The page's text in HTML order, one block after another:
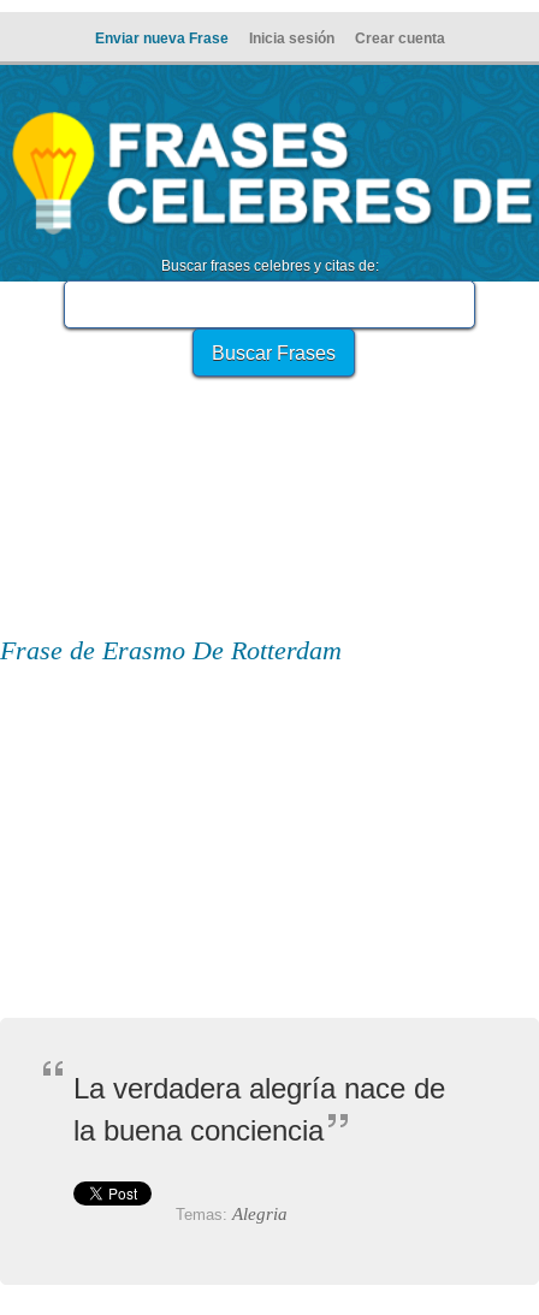
Enviar nueva Frase Inicia sesión Crear cuenta
Buscar frases celebres y citas de:
Frase de Erasmo De Rotterdam
La verdadera alegría nace de
la buena conciencia
Temas: Alegria